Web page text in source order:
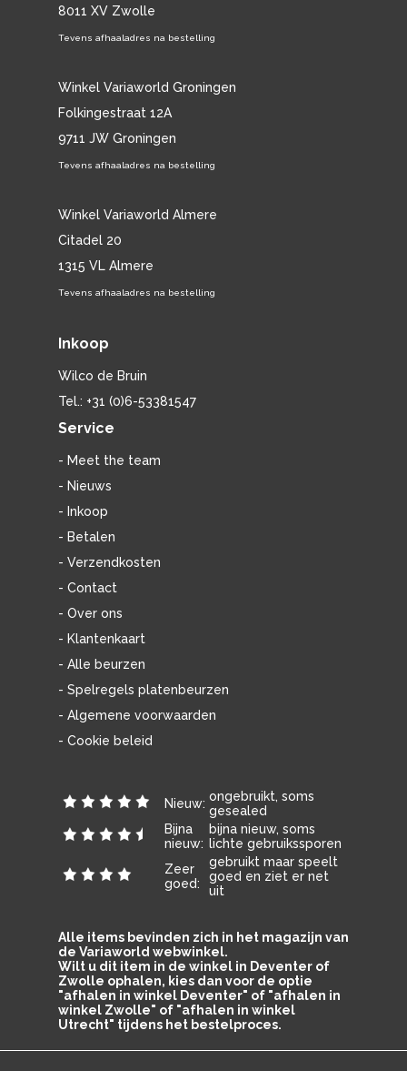
8011 XV Zwolle
Tevens afhaaladres na bestelling
Winkel Variaworld Groningen
Folkingestraat 12A
9711 JW Groningen
Tevens afhaaladres na bestelling
Winkel Variaworld Almere
Citadel 20
1315 VL Almere
Tevens afhaaladres na bestelling
Inkoop
Wilco de Bruin
Tel.: +31 (0)6-53381547
Service
- Meet the team
- Nieuws
- Inkoop
- Betalen
- Verzendkosten
- Contact
- Over ons
- Klantenkaart
- Alle beurzen
- Spelregels platenbeurzen
- Algemene voorwaarden
- Cookie beleid
Nieuw: ongebruikt, soms
gesealed
Bijna
nieuw:
bijna nieuw, soms
lichte gebruikssporen
Zeer
goed:
gebruikt maar speelt
goed en ziet er net
uit
Alle items bevinden zich in het magazijn van
de Variaworld webwinkel.
Wilt u dit item in de winkel in Deventer of
Zwolle ophalen, kies dan voor de optie
"afhalen in winkel Deventer" of "afhalen in
winkel Zwolle" of "afhalen in winkel
Utrecht" tijdens het bestelproces.